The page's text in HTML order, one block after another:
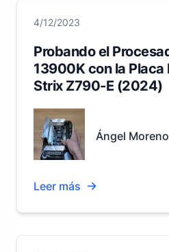
4/12/2023
Probando el
13900K con la Placa
Strix Z790-E (2024)
Ángel Moreno
Leer más